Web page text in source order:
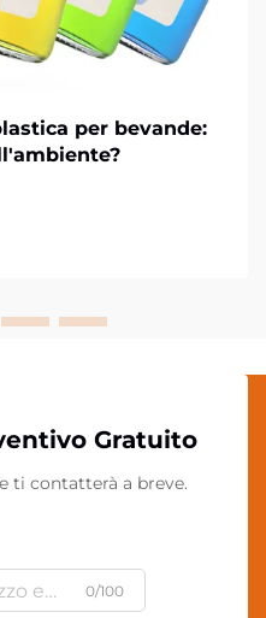
per bevande:
Gratuito
ti contatterà a breve.
0/100